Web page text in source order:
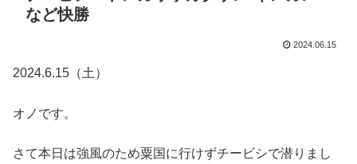
など快勝
2024.06.15
2024.6.15（土）
オノです。
さて本日は強風のため粟国に行けずチービシで潜りまし